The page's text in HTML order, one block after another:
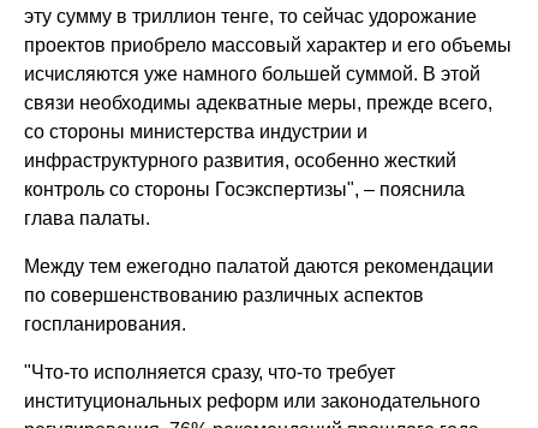
эту сумму в триллион тенге, то сейчас удорожание
проектов приобрело массовый характер и его объемы
исчисляются уже намного большей суммой. В этой
связи необходимы адекватные меры, прежде всего,
со стороны министерства индустрии и
инфраструктурного развития, особенно жесткий
контроль со стороны Госэкспертизы", – пояснила
глава палаты.
Между тем ежегодно палатой даются рекомендации
по совершенствованию различных аспектов
госпланирования.
"Что-то исполняется сразу, что-то требует
институциональных реформ или законодательного